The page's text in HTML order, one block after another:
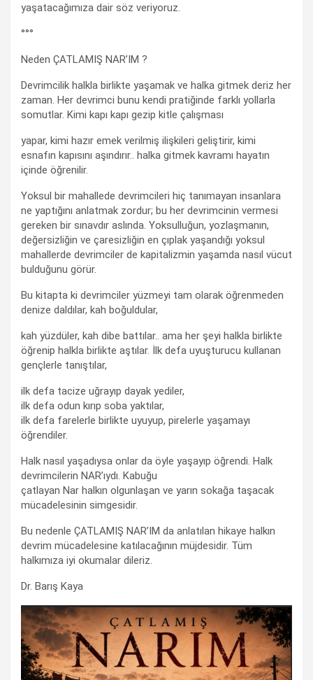
yaşatacağımıza dair söz veriyoruz.
°°°
Neden ÇATLAMIŞ NAR’IM ?
Devrimcilik halkla birlikte yaşamak ve halka gitmek deriz her
zaman. Her devrimci bunu kendi pratiğinde farklı yollarla
somutlar. Kimi kapı kapı gezip kitle çalışması
yapar, kimi hazır emek verilmiş ilişkileri geliştirir, kimi
esnafın kapısını aşındırır.. halka gitmek kavramı hayatın
içinde öğrenilir.
Yoksul bir mahallede devrimcileri hiç tanımayan insanlara
ne yaptığını anlatmak zordur; bu her devrimcinin vermesi
gereken bir sınavdır aslında. Yoksulluğun, yozlaşmanın,
değersizliğin ve çaresizliğin en çıplak yaşandığı yoksul
mahallerde devrimciler de kapitalizmin yaşamda nasıl vücut
bulduğunu görür.
Bu kitapta ki devrimciler yüzmeyi tam olarak öğrenmeden
denize daldılar, kah boğuldular,
kah yüzdüler, kah dibe battılar.. ama her şeyi halkla birlikte
öğrenip halkla birlikte aştılar. İlk defa uyuşturucu kullanan
gençlerle tanıştılar,
ilk defa tacize uğrayıp dayak yediler,
ilk defa odun kırıp soba yaktılar,
ilk defa farelerle birlikte uyuyup, pirelerle yaşamayı
öğrendiler.
Halk nasıl yaşadıysa onlar da öyle yaşayıp öğrendi. Halk
devrimcilerin NAR’ıydı. Kabuğu
çatlayan Nar halkın olgunlaşan ve yarın sokağa taşacak
mücadelesinin simgesidir.
Bu nedenle ÇATLAMIŞ NAR’IM da anlatılan hikaye halkın
devrim mücadelesine katılacağının müjdesidir. Tüm
halkımıza iyi okumalar dileriz.
Dr. Barış Kaya